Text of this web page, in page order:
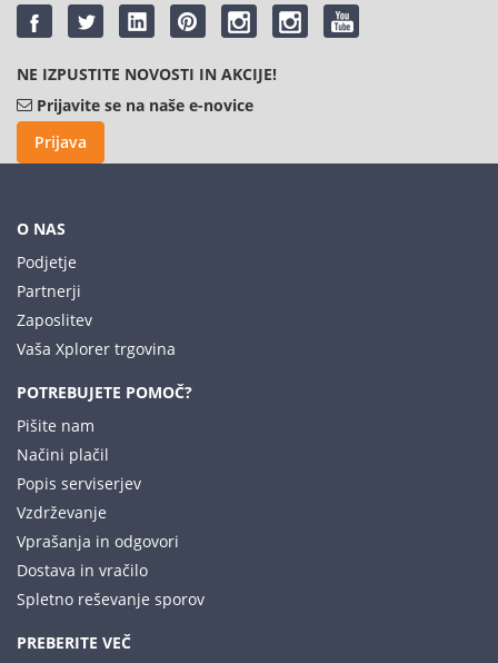
NE IZPUSTITE NOVOSTI IN AKCIJE!
Prijavite se na naše e-novice
Prijava
O NAS
Podjetje
Partnerji
Zaposlitev
Vaša Xplorer trgovina
POTREBUJETE POMOČ?
Pišite nam
Načini plačil
Popis serviserjev
Vzdrževanje
Vprašanja in odgovori
Dostava in vračilo
Spletno reševanje sporov
PREBERITE VEČ